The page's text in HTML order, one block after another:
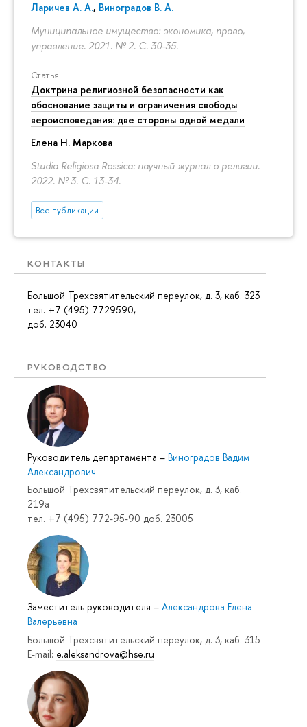
Ларичев А. А., Виноградов В. А.
Муниципальное имущество: экономика, право,
управление. 2021. № 2. С. 30-35.
Статья
Доктрина религиозной безопасности как
обоснование защиты и ограничения свободы
вероисповедания: две стороны одной медали
Елена Н. Маркова
Studia Religiosa Rossica: научный журнал о религии.
2022. № 3. С. 13-34.
Все публикации
КОНТАКТЫ
Большой Трехсвятительский переулок, д. 3, каб. 323
тел. +7 (495) 7729590,
доб. 23040
РУКОВОДСТВО
Руководитель департамента – Виноградов Вадим
Александрович
Большой Трехсвятительский переулок, д. 3, каб.
219a
тел. +7 (495) 772-95-90 доб. 23005
Заместитель руководителя – Александрова Елена
Валерьевна
Большой Трехсвятительский переулок, д. 3, каб. 315
E-mail: e.aleksandrova@hse.ru